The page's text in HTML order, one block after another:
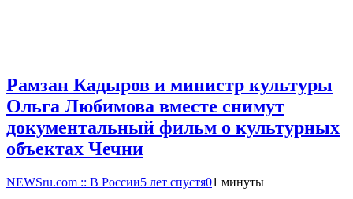
Рамзан Кадыров и министр культуры
Ольга Любимова вместе снимут
документальный фильм о культурных
объектах Чечни
NEWSru.com :: В России5 лет спустя01 минуты